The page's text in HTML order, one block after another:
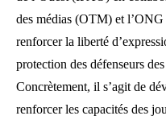
des médias (OTM) et
renforcer la liberté
protection des défenseurs
Concrètement, il s’agit de
renforcer les capacités des